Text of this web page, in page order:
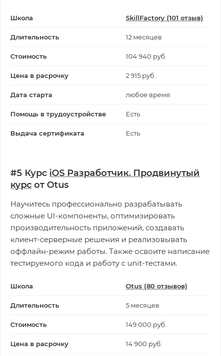
Школа SkillFactory (101 отзыв)
Длительность 12 месяцев
Стоимость 104 940 руб.
Цена в расрочку 2 915 руб.
Дата старта любое время
Помощь в трудоустройстве Есть
Выдача сертификата Есть
#5 Курс iOS Разработчик. Продвинутый
курс от Otus
Научитесь профессионально разрабатывать
сложные UI-компоненты, оптимизировать
производительность приложений, создавать
клиент-серверные решения и реализовывать
оффлайн-режим работы. Также освоите написание
тестируемого кода и работу с unit-тестами.
Школа Otus (80 отзывов)
Длительность 5 месяцев
Стоимость 149 000 руб.
Цена в расрочку 14 900 руб.